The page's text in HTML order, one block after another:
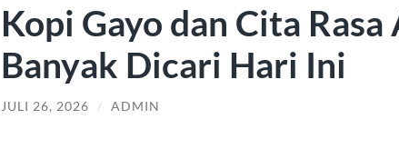
Kopi Gayo dan Cita
Banyak Dicari Hari Ini
JULI 26, 2026 / ADMIN